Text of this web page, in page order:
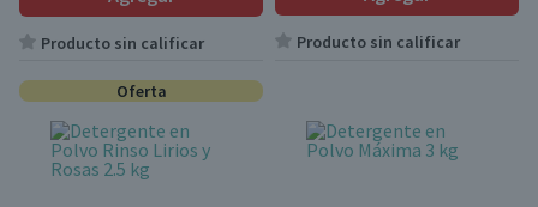
Producto sin calificar Producto sin calificar
Oferta